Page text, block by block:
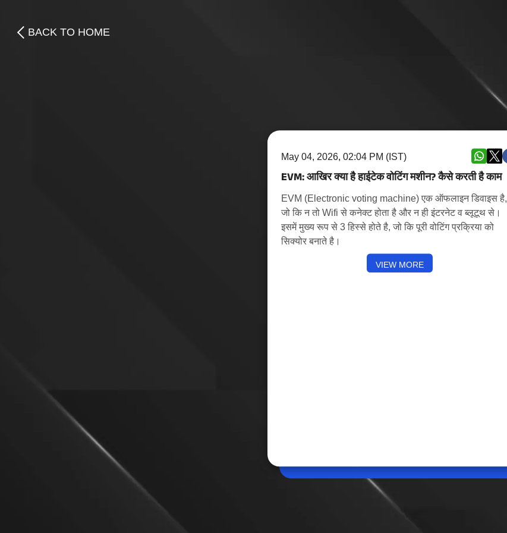
BACK TO HOME
May 04, 2026, 02:04 PM (IST)
EVM: आखिर क्या है हाईटेक वोटिंग मशीन? कैसे करती है काम
EVM (Electronic voting machine) एक ऑफलाइन डिवाइस है,
जो कि न तो Wifi से कनेक्ट होता है और न ही इंटरनेट व ब्लूटूथ से।
इसमें मुख्य रूप से 3 हिस्से होते है, जो कि पूरी वोटिंग प्रक्रिया को
सिक्योर बनाते है।
VIEW MORE
May 04, 2026, 12:19 PM (IST)
Amazon Great Summer Sale कब होगी शुरू?